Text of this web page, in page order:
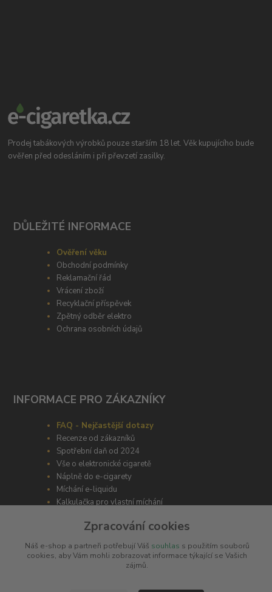
Prodej tabákových výrobků pouze starším 18 let. Věk kupujícího bude
ověřen před odesláním i při převzetí zasilky.
DŮLEŽITÉ INFORMACE
Ověření věku
Obchodní podmínky
Reklamační řád
Vrácení zboží
Recyklační příspěvek
Zpětný odběr elektro
Ochrana osobních údajů
INFORMACE PRO ZÁKAZNÍKY
FAQ - Nejčastější dotazy
Recenze od zákazníků
Spotřební daň od 2024
Vše o elektronické cigaretě
Náplně do e-cigarety
Míchání e-liquidu
Kalkulačka pro vlastní míchání
ODBORNÉ PORADENSTVÍ
Zpracování cookies
Náš e-shop a partneři potřebují Váš souhlas s použitím souborů
cookies, aby Vám mohli zobrazovat informace týkající se Vašich
zájmů.